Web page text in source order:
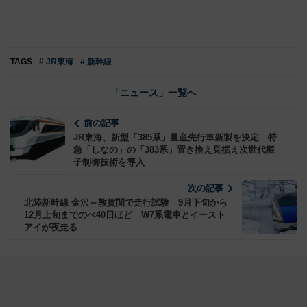
TAGS # JR東海 # 新幹線
「ニュース」一覧へ
前の記事
JR東海、新型「385系」量産先行車新製を決定 特
急「しなの」の「383系」置き換え見据え次世代振
子制御技術を導入
次の記事
北陸新幹線 金沢～敦賀間で走行試験 9月下旬から
12月上旬までのべ40日ほど W7系電車とイースト
アイが夜走る